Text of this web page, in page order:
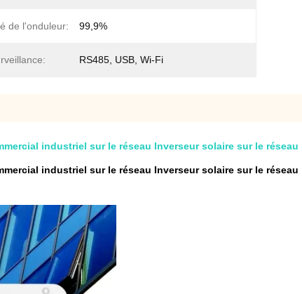
de l'onduleur: 99,9%
RS485, USB, Wi-Fi
industriel sur le réseau Inverseur solaire sur le réseau
industriel sur le réseau Inverseur solaire sur le réseau